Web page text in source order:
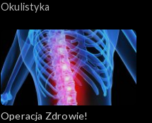
Okulistyka
Operacja Zdrowie!